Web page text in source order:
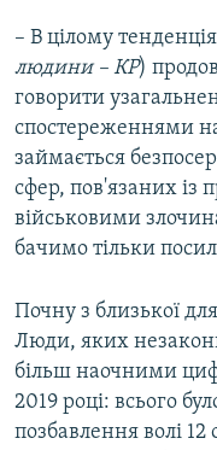
– В цілому
людини – КР)
говорити
спостереженнями
займається
сфер, пов'язаних
військовими
бачимо тільки
Почну з близької
Люди, яких
більш наочними
2019 році: всього
позбавлення волі 12